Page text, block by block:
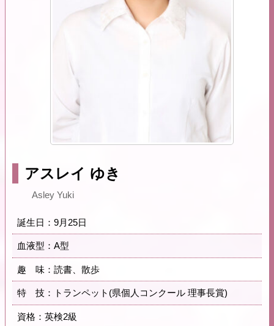
アスレイ ゆき
Asley Yuki
誕生日：9月25日
血液型：A型
趣 味：読書、散歩
特 技：トランペット(県個人コンクール 理事長賞)
資格：英検2級